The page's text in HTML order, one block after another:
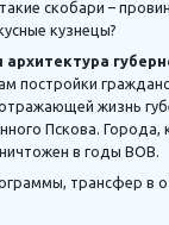
скобари –
кузнецы?
постройки
жизнь
Пскова. Города,
в годы ВОВ.
трансфер в